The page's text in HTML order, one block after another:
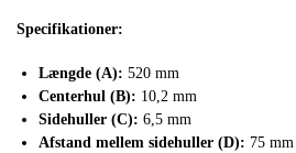
Specifikationer:
Længde (A): 520 mm
Centerhul (B): 10,2 mm
Sidehuller (C): 6,5 mm
Afstand mellem sidehuller (D): 75 mm